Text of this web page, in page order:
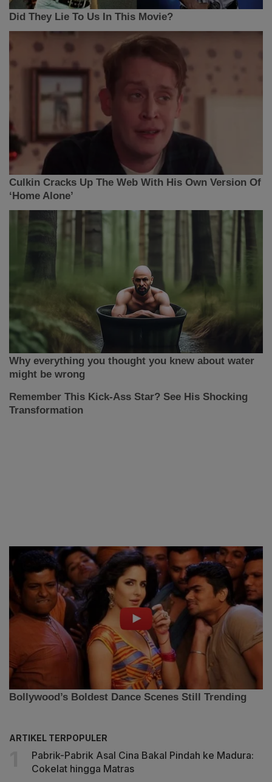
ARTIKEL TERPOPULER
Pabrik-Pabrik Asal Cina Bakal Pindah ke Madura:
Cokelat hingga Matras